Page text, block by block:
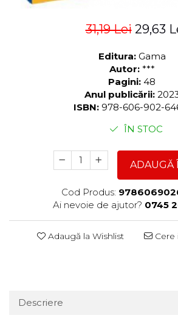
31,19 Lei 29,63
Editura: Gama
Autor: ***
Pagini: 48
Anul publicării:
ISBN: 978-606-902-
ÎN STOC
ADAUGĂ
Cod Produs:
Ai nevoie de ajutor? 0745
Adaugă la Wishlist Cere
Descriere